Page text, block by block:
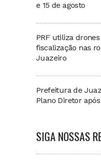
e 15 de agosto
PRF utiliza
fiscalização nas
Juazeiro
Prefeitura de
Plano Diretor
SIGA NOSSAS